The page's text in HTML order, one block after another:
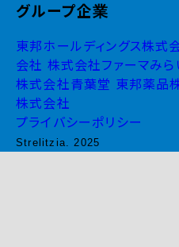
グループ企業
東邦ホールディングス株式
会社 株式会社ファーマみら
株式会社青葉堂 東邦薬品
株式会社
プライバシーポリシー
Strelitzia. 2025